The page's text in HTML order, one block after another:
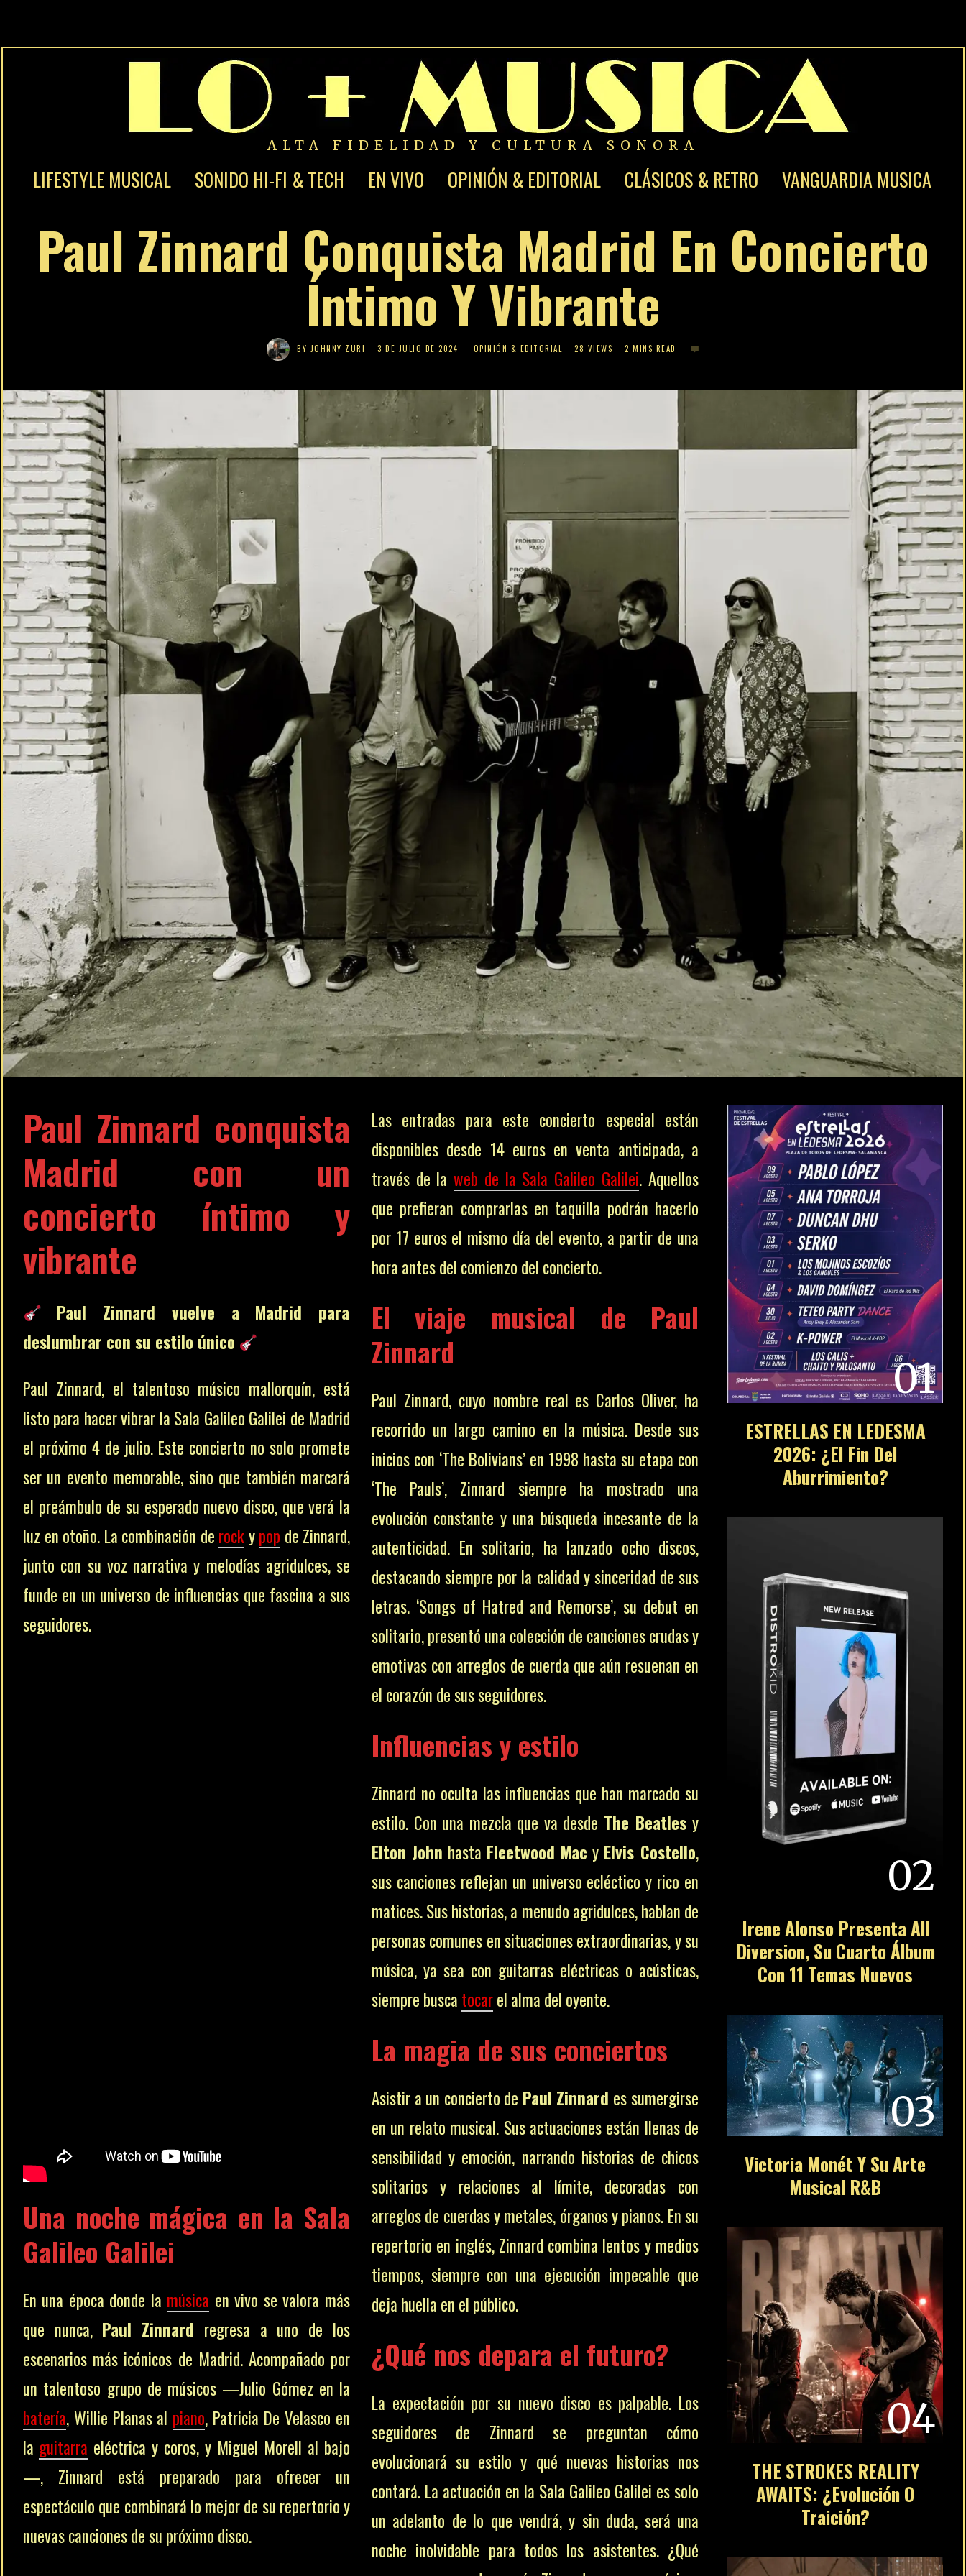
ALTA FIDELIDAD Y CULTURA SONORA
LIFESTYLE MUSICAL SONIDO HI-FI & TECH EN VIVO OPINIÓN & EDITORIAL CLÁSICOS & RETRO VANGUARDIA MUSICA
Paul Zinnard Conquista Madrid En Concierto
Íntimo Y Vibrante
BY JOHNNY ZURI 3 DE JULIO DE 2024 OPINIÓN & EDITORIAL 28 VIEWS 2 MINS READ
Paul Zinnard conquista
Madrid con un
concierto íntimo y
vibrante
Paul Zinnard vuelve a Madrid para
deslumbrar con su estilo único
Paul Zinnard, el talentoso músico mallorquín, está
listo para hacer vibrar la Sala Galileo Galilei de Madrid
el próximo 4 de julio. Este concierto no solo promete
ser un evento memorable, sino que también marcará
el preámbulo de su esperado nuevo disco, que verá la
luz en otoño. La combinación de rockypop de Zinnard,
junto con su voz narrativa y melodías agridulces, se
funde en un universo de influencias que fascina a sus
seguidores.
Una noche mágica en la Sala
Galileo Galilei
En una época donde la música en vivo se valora más
que nunca, Paul Zinnard regresa a uno de los
escenarios más icónicos de Madrid. Acompañado por
un talentoso grupo de músicos —Julio Gómez en la
batería, Willie Planas al piano, Patricia De Velasco en
la guitarra eléctrica y coros, y Miguel Morell al bajo
—, Zinnard está preparado para ofrecer un
espectáculo que combinará lo mejor de su repertorio y
nuevas canciones de su próximo disco.
Las entradas para este concierto especial están
disponibles desde 14 euros en venta anticipada, a
través de la web de la Sala Galileo Galilei. Aquellos
que prefieran comprarlas en taquilla podrán hacerlo
por 17 euros el mismo día del evento, a partir de una
hora antes del comienzo del concierto.
El viaje musical de Paul
Zinnard
Paul Zinnard, cuyo nombre real es Carlos Oliver, ha
recorrido un largo camino en la música. Desde sus
inicios con ‘The Bolivians’ en 1998 hasta su etapa con
‘The Pauls’, Zinnard siempre ha mostrado una
evolución constante y una búsqueda incesante de la
autenticidad. En solitario, ha lanzado ocho discos,
destacando siempre por la calidad y sinceridad de sus
letras. ‘Songs of Hatred and Remorse’, su debut en
solitario, presentó una colección de canciones crudas y
emotivas con arreglos de cuerda que aún resuenan en
el corazón de sus seguidores.
Influencias y estilo
Zinnard no oculta las influencias que han marcado su
estilo. Con una mezcla que va desde The Beatles y
Elton John hasta Fleetwood Mac y Elvis Costello,
sus canciones reflejan un universo ecléctico y rico en
matices. Sus historias, a menudo agridulces, hablan de
personas comunes en situaciones extraordinarias, y su
música, ya sea con guitarras eléctricas o acústicas,
siempre busca tocarel alma del oyente.
La magia de sus conciertos
Asistir a un concierto de Paul Zinnard es sumergirse
en un relato musical. Sus actuaciones están llenas de
sensibilidad y emoción, narrando historias de chicos
solitarios y relaciones al límite, decoradas con
arreglos de cuerdas y metales, órganos y pianos. En su
repertorio en inglés, Zinnard combina lentos y medios
tiempos, siempre con una ejecución impecable que
deja huella en el público.
¿Qué nos depara el futuro?
La expectación por su nuevo disco es palpable. Los
seguidores de Zinnard se preguntan cómo
evolucionará su estilo y qué nuevas historias nos
contará. La actuación en la Sala Galileo Galilei es solo
un adelanto de lo que vendrá, y sin duda, será una
noche inolvidable para todos los asistentes. ¿Qué
01
ESTRELLAS EN LEDESMA
2026: ¿El Fin Del
Aburrimiento?
02
Irene Alonso Presenta All
Diversion, Su Cuarto Álbum
Con 11 Temas Nuevos
03
Victoria Monét Y Su Arte
Musical R&B
04
THE STROKES REALITY
AWAITS: ¿Evolución O
Traición?